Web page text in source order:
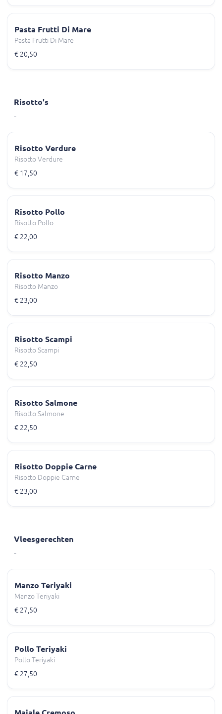
Pasta Frutti Di Mare
Pasta Frutti Di Mare
€ 20,50
Risotto's
-
Risotto Verdure
Risotto Verdure
€ 17,50
Risotto Pollo
Risotto Pollo
€ 22,00
Risotto Manzo
Risotto Manzo
€ 23,00
Risotto Scampi
Risotto Scampi
€ 22,50
Risotto Salmone
Risotto Salmone
€ 22,50
Risotto Doppie Carne
Risotto Doppie Carne
€ 23,00
Vleesgerechten
-
Manzo Teriyaki
Manzo Teriyaki
€ 27,50
Pollo Teriyaki
Pollo Teriyaki
€ 27,50